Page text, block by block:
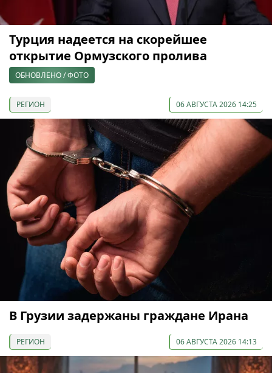
Турция надеется на скорейшее
открытие Ормузского пролива
ОБНОВЛЕНО / ФОТО
РЕГИОН 06 АВГУСТА 2026 14:25
В Грузии задержаны граждане Ирана
РЕГИОН 06 АВГУСТА 2026 14:13